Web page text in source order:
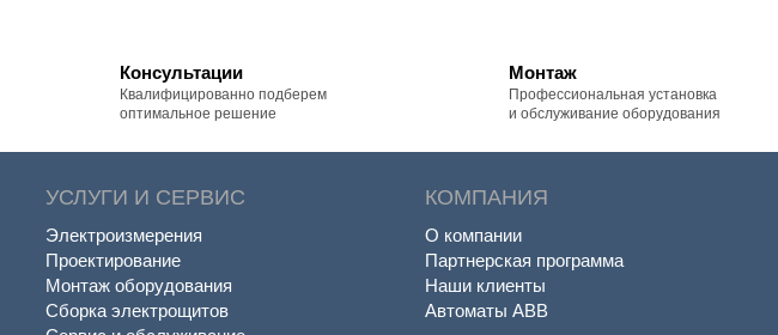
Консультации
Квалифицированно подберем
оптимальное решение
Монтаж
Профессиональная установка
и обслуживание оборудования
УСЛУГИ И СЕРВИС
Электроизмерения
Проектирование
Монтаж оборудования
Сборка электрощитов
КОМПАНИЯ
О компании
Партнерская программа
Наши клиенты
Автоматы ABB